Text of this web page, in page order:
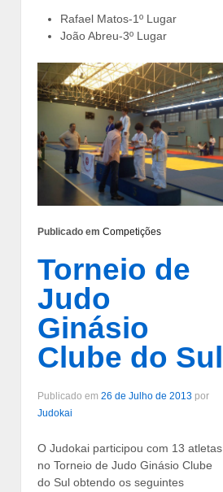
Rafael Matos-1º Lugar
João Abreu-3º Lugar
Publicado em Competições
Torneio de
Judo
Ginásio
Clube do Sul
Publicado em 26 de Julho de 2013 por
Judokai
O Judokai participou com 13 atletas
no Torneio de Judo Ginásio Clube
do Sul obtendo os seguintes